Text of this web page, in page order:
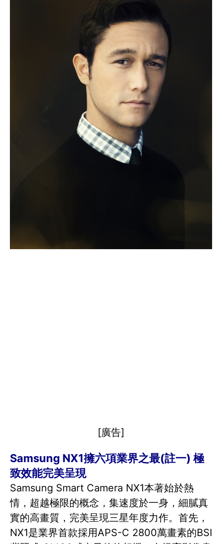
[廣告]
Samsung NX1擁六項業界之最(註一) 極
致效能完美呈現
Samsung Smart Camera NX1本著始於熱
情，超越極限的概念，集速度於一身，細膩真
實的高畫質，完美呈現三星年度力作。首先，
NX1是業界首款採用APS-C 2800萬畫素的BSI